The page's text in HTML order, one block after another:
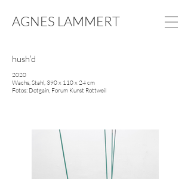
AGNES LAMMERT
hush'd
2020
Wachs, Stahl, 390 x 110 x 24 cm
Fotos: Dotgain, Forum Kunst Rottweil